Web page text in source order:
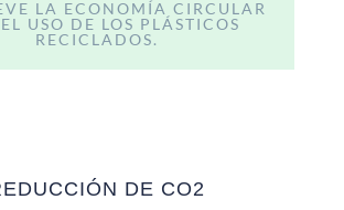
LA ECONOMÍA CIRCULAR
USO DE LOS PLÁSTICOS
RECICLADOS.
DE CO2